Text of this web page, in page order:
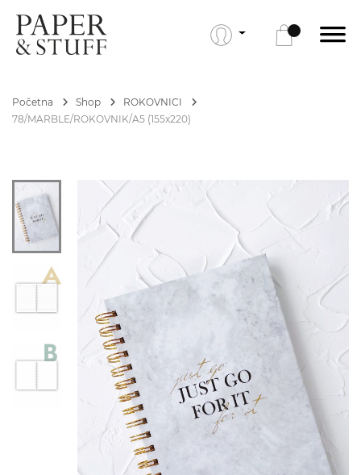
Početna Shop
ROKOVNICI
78/MARBLE/ROKOVNIK/A5 (155x220)